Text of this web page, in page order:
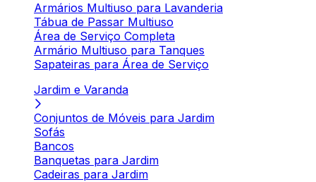
Armários Multiuso para Lavanderia
Tábua de Passar Multiuso
Área de Serviço Completa
Armário Multiuso para Tanques
Sapateiras para Área de Serviço
Jardim e Varanda
Conjuntos de Móveis para Jardim
Sofás
Bancos
Banquetas para Jardim
Cadeiras para Jardim